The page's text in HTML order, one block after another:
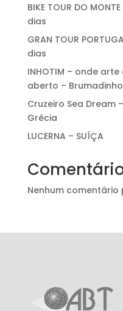
BIKE TOUR DO
dias
GRAN TOUR
dias
INHOTIM – onde
aberto –
Cruzeiro Sea Dream
Grécia
LUCERNA – SUÍÇA
Nenhum